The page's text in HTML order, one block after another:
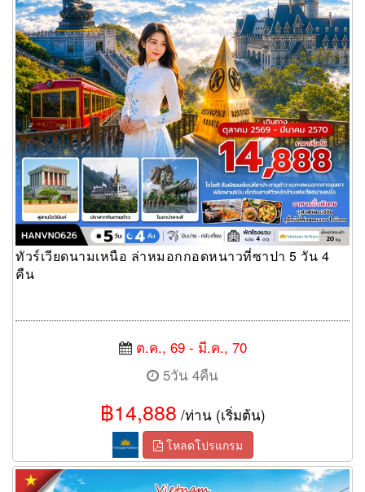
ทัวร์เวียดนามเหนือ ล่าหมอกกอดหนาวที่ซาปา 5 วัน 4
คืน
ต.ค., 69 - มี.ค., 70
5วัน 4คืน
฿14,888 /ท่าน (เริ่มต้น)
โหลดโปรแกรม
ทัวร์เวียดนามเหนือ สวยสะบัดกลางสายหมอกที่ซาปา 5 วัน 4 คืน